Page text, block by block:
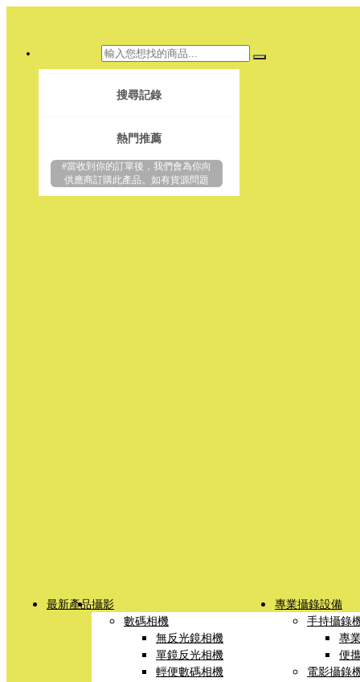
搜尋記錄
熱門推薦
#當收到你的訂單後，我們會為你向
供應商訂購此產品。如有貨源問題
最新產品攝影
數碼相機
無反光鏡相機
單鏡反光相機
輕便數碼相機
專業攝錄設備
手持攝錄
專
便
電影攝錄